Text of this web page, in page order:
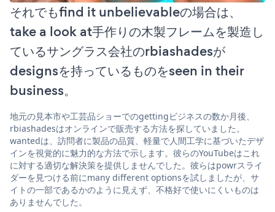
それでもfind it unbelievableの場合は、
take a look at手作りの木製フレームを製造し
ているサングラス会社のrbiashadesが
designsを持っているものをseen in their
business。
地元の見本市や工芸品ショーでのgettingビジネスの数か月後、
rbiashadesはオンラインで販売する方法を探していました。
wantedは、訪問者に製品の品質、軽量で人間工学に基づいたデザ
インを視覚的に魅力的な方法で示します。彼らのYouTubeはこれ
に対する適切な解決策を提供しませんでした。彼らはpowrスライ
ダーを見つける前にmany different optionsを試しましたが、サ
イトの一部であるかのように見えず、不格好で使いにくいものは
ありませんでした。